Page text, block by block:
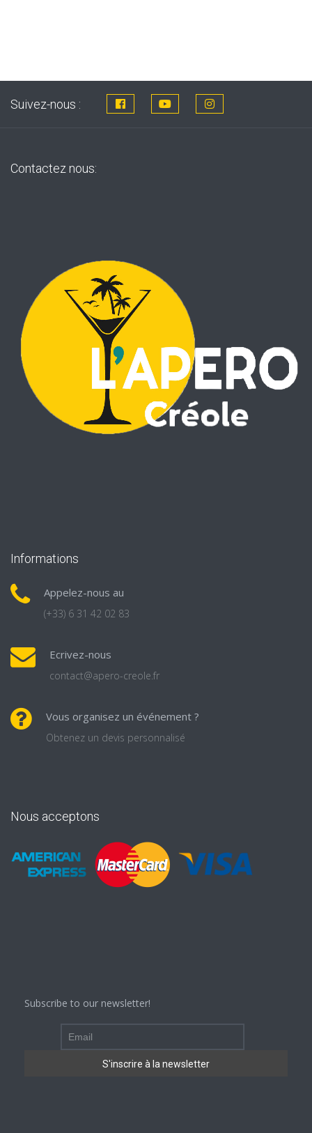
Suivez-nous :
Contactez nous:
Informations
Appelez-nous au
(+33) 6 31 42 02 83
Ecrivez-nous
contact@apero-creole.fr
Vous organisez un événement ?
Obtenez un devis personnalisé
Nous acceptons
Subscribe to our newsletter!